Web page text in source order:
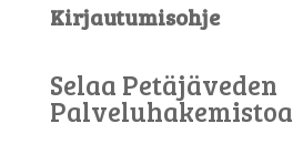
Kirjautumisohje
Selaa Petäjäveden
Palveluhakemistoa